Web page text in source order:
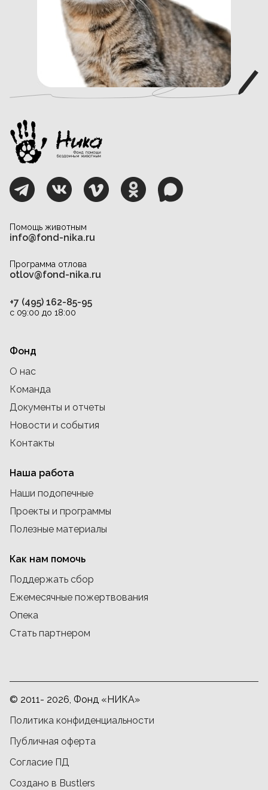
Помощь животным
info@fond-nika.ru
Программа отлова
otlov@fond-nika.ru
+7 (495) 162-85-95
с 09:00 до 18:00
Фонд
О нас
Команда
Документы и отчеты
Новости и события
Контакты
Наша работа
Наши подопечные
Проекты и программы
Полезные материалы
Как нам помочь
Поддержать сбор
Ежемесячные пожертвования
Опека
Стать партнером
© 2011- 2026, Фонд «НИКА»
Политика конфиденциальности
Публичная оферта
Согласие ПД
Создано в Bustlers